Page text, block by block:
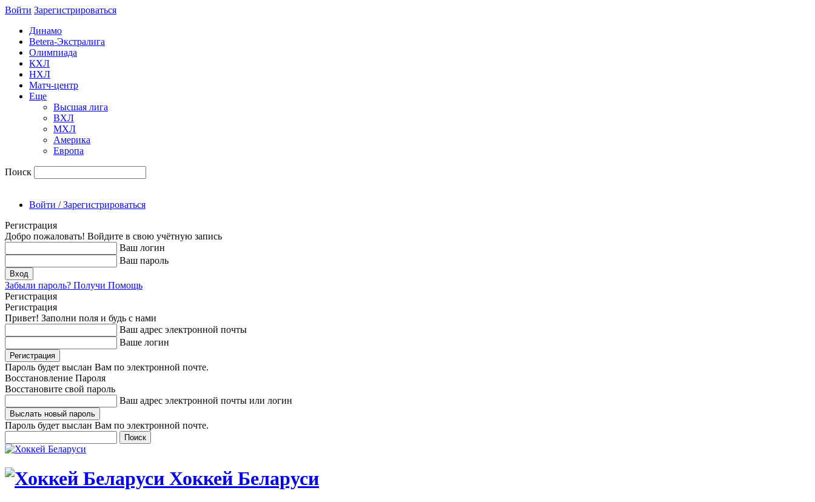
Войти Зарегиcтрироваться
Динамо
Betera-Экстралига
Олимпиада
КХЛ
НХЛ
Матч-центр
Еще
Высшая лига
ВХЛ
МХЛ
Америка
Европа
Поиск
Войти / Зарегистрироваться
Регистрация
Добро пожаловать! Войдите в свою учётную запись
Ваш логин
Ваш пароль
Забыли пароль? Получи Помощь
Регистрация
Регистрация
Привет! Заполни поля и будь с нами
Ваш адрес электронной почты
Ваше логин
Пароль будет выслан Вам по электронной почте.
Восстановление Пароля
Восстановите свой пароль
Ваш адрес электронной почты или логин
Пароль будет выслан Вам по электронной почте.
Хоккей Беларуси